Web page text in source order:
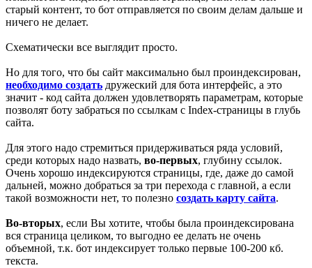
старый контент, то бот отправляется по своим делам дальше и
ничего не делает.
Схематически все выглядит просто.
Но для того, что бы сайт максимально был проиндексирован,
необходимо создать дружеский для бота интерфейс, а это
значит - код сайта должен удовлетворять параметрам, которые
позволят боту забраться по ссылкам с Index-страницы в глубь
сайта.
Для этого надо стремиться придерживаться ряда условий,
среди которых надо назвать, во-первых, глубину ссылок.
Очень хорошо индексируются страницы, где, даже до самой
дальней, можно добраться за три перехода с главной, а если
такой возможности нет, то полезно создать карту сайта.
Во-вторых, если Вы хотите, чтобы была проиндексирована
вся страница целиком, то выгодно ее делать не очень
объемной, т.к. бот индексирует только первые 100-200 кб.
текста.